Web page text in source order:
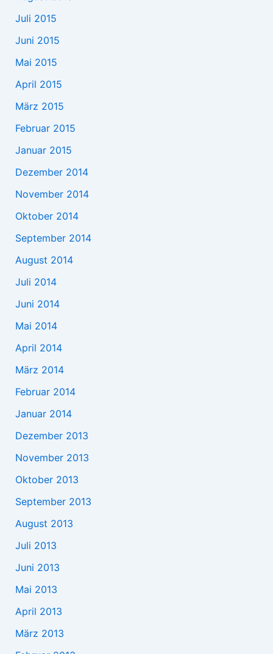
Juli 2015
Juni 2015
Mai 2015
April 2015
März 2015
Februar 2015
Januar 2015
Dezember 2014
November 2014
Oktober 2014
September 2014
August 2014
Juli 2014
Juni 2014
Mai 2014
April 2014
März 2014
Februar 2014
Januar 2014
Dezember 2013
November 2013
Oktober 2013
September 2013
August 2013
Juli 2013
Juni 2013
Mai 2013
April 2013
März 2013